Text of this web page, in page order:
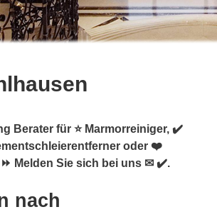
Berater für ⭐ Marmorreiniger, ✔️
oder ❤️
Melden Sie sich bei uns ✉ ✔️.
nach